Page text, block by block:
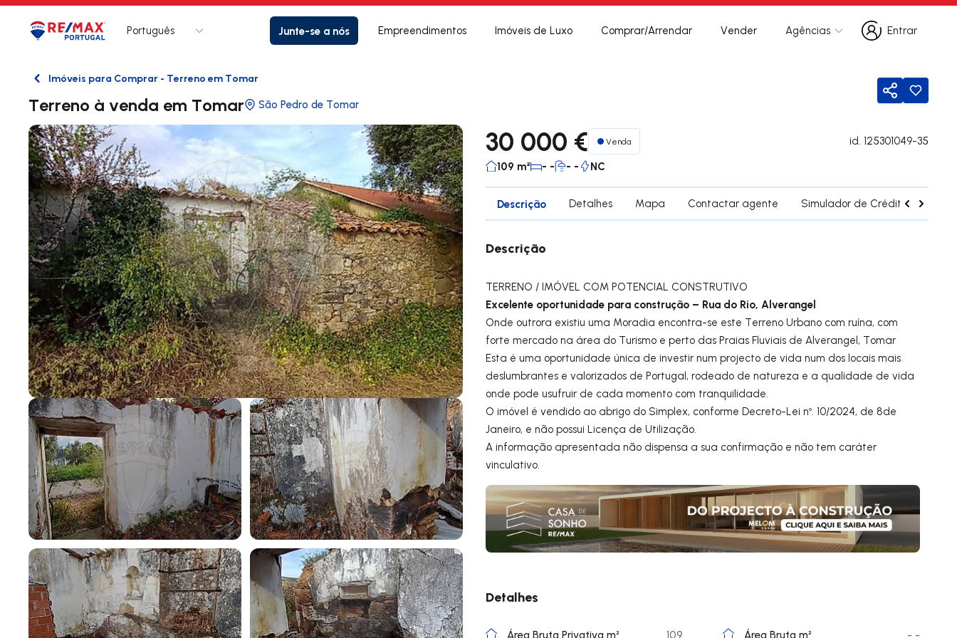
Logo Ir para página inicial
Português Junte-se a nós Empreendimentos Imóveis de Luxo Comprar/Arrendar Vender Agências
Entrar
Entrar
VoltarImóveis para Comprar - Terreno em Tomar
Terreno à venda em Tomar São Pedro de Tomar Partilhar
30 000 € Venda id. 125301049-35
109 m² - - - - NC
Descrição Detalhes Mapa Contactar agente Simulador de Crédito
Descrição
TERRENO / IMÓVEL COM POTENCIAL CONSTRUTIVO
Excelente oportunidade para construção – Rua do Rio, Alverangel
Onde outrora existiu uma Moradia encontra-se este Terreno Urbano com ruína, com
forte mercado na área do Turismo e perto das Praias Fluviais de Alverangel, Tomar
Esta é uma oportunidade única de investir num projecto de vida num dos locais mais
deslumbrantes e valorizados de Portugal, rodeado de natureza e a qualidade de vida
onde pode usufruir de cada momento com tranquilidade.
O imóvel é vendido ao abrigo do Simplex, conforme Decreto-Lei nº. 10/2024, de 8de
Janeiro, e não possui Licença de Utilização.
A informação apresentada não dispensa a sua confirmação e não tem caráter
vinculativo.
Detalhes
Área Bruta Privativa m² 109 Área Bruta m² - -